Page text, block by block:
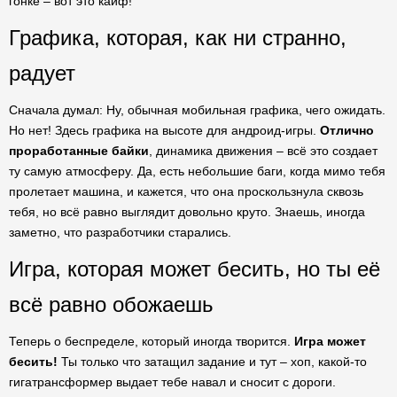
Графика, которая, как ни странно,
радует
Сначала думал: Ну, обычная мобильная графика, чего ожидать.
Но нет! Здесь графика на высоте для андроид-игры. Отлично
проработанные байки , динамика движения – всё это создает
ту самую атмосферу. Да, есть небольшие баги, когда мимо тебя
пролетает машина, и кажется, что она проскользнула сквозь
тебя, но всё равно выглядит довольно круто. Знаешь, иногда
заметно, что разработчики старались.
Игра, которая может бесить, но ты её
всё равно обожаешь
Теперь о беспределе, который иногда творится. Игра может
бесить! Ты только что затащил задание и тут – хоп, какой-то
гигатрансформер выдает тебе навал и сносит с дороги.